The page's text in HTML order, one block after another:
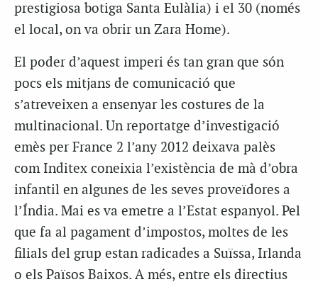
prestigiosa botiga Santa Eulàlia) i el 30 (només
el local, on va obrir un Zara Home).
El poder d’aquest imperi és tan gran que són
pocs els mitjans de comunicació que
s’atreveixen a ensenyar les costures de la
multinacional. Un reportatge d’investigació
emès per France 2 l’any 2012 deixava palès
com Inditex coneixia l’existència de mà d’obra
infantil en algunes de les seves proveïdores a
l’Índia. Mai es va emetre a l’Estat espanyol. Pel
que fa al pagament d’impostos, moltes de les
filials del grup estan radicades a Suïssa, Irlanda
o els Països Baixos. A més, entre els directius